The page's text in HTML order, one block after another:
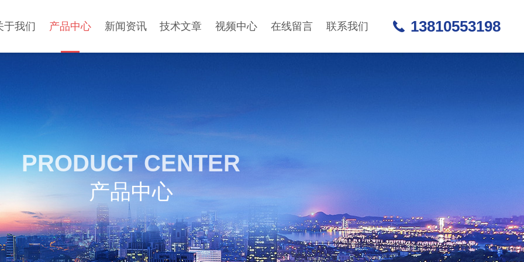
于我们 产品中心 新闻资讯 技术文章 视频中心 在线留言 联系我们 13810553198
PRODUCT CENTER
产品中心